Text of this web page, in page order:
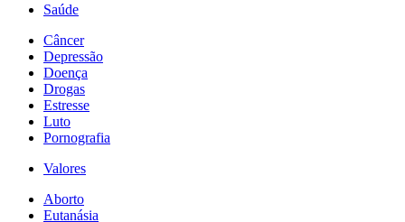
Saúde
Câncer
Depressão
Doença
Drogas
Estresse
Luto
Pornografia
Valores
Aborto
Eutanásia